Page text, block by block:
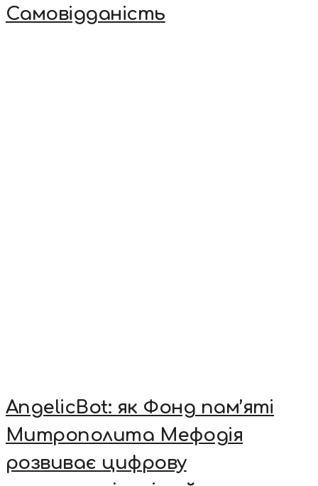
Самовідданість
AngelicBot: як Фонд пам’яті
Митрополита Мефодія
розвиває цифрову